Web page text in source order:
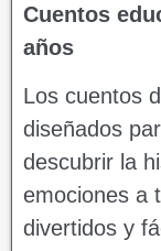
Cuentos
años
Los cuentos
diseñados
descubrir la
emociones a
divertidos y